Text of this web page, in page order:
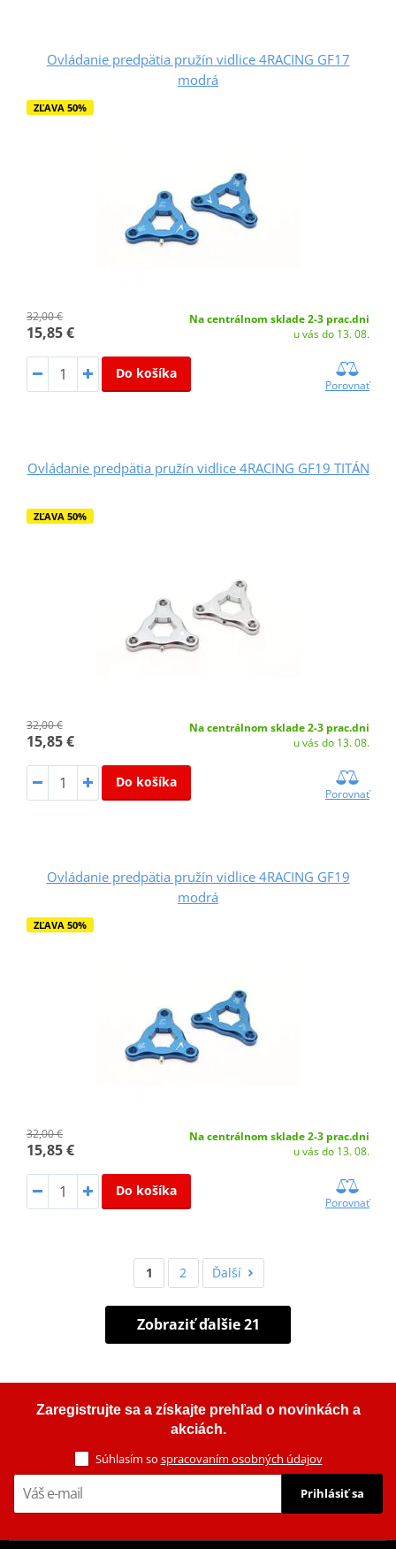
Ovládanie predpätia pružín vidlice 4RACING GF17
modrá
ZĽAVA 50%
32,00 €
15,85 €
Na centrálnom sklade 2-3 prac.dni
u vás do 13. 08.
Do košíka
Porovnať
Ovládanie predpätia pružín vidlice 4RACING GF19 TITÁN
ZĽAVA 50%
32,00 €
15,85 €
Na centrálnom sklade 2-3 prac.dni
u vás do 13. 08.
Do košíka
Porovnať
Ovládanie predpätia pružín vidlice 4RACING GF19
modrá
ZĽAVA 50%
32,00 €
15,85 €
Na centrálnom sklade 2-3 prac.dni
u vás do 13. 08.
Do košíka
Porovnať
1 2 Ďalší
Zobraziť ďalšie 21
Zaregistrujte sa a získajte prehľad o novinkách a
akciách.
Súhlasím so spracovaním osobných údajov
Prihlásiť sa